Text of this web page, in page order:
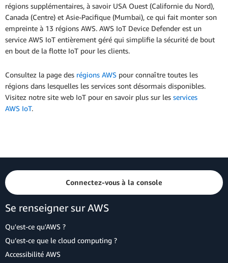
régions supplémentaires, à savoir USA Ouest (Californie du Nord),
Canada (Centre) et Asie-Pacifique (Mumbai), ce qui fait monter son
empreinte à 13 régions AWS. AWS IoT Device Defender est un
service AWS IoT entièrement géré qui simplifie la sécurité de bout
en bout de la flotte IoT pour les clients.
Consultez la page des régions AWS pour connaître toutes les
régions dans lesquelles les services sont désormais disponibles.
Visitez notre site web IoT pour en savoir plus sur les services
AWS IoT.
Connectez-vous à la console
Se renseigner sur AWS
Qu'est-ce qu'AWS ?
Qu’est-ce que le cloud computing ?
Accessibilité AWS